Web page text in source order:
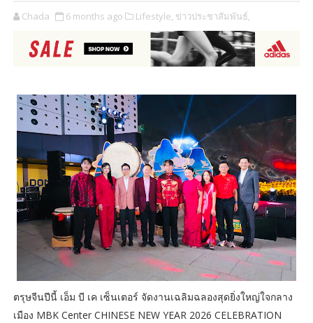
Chada 6 months ago Lifestyle, ข่าวประชาสัมพันธ์,
ตรุษจีนปีนี้ เอ็ม บี เค เซ็นเตอร์ จัดงานเฉลิมฉลองสุดยิ่งใหญ่ใจกลาง
เมือง MBK Center CHINESE NEW YEAR 2026 CELEBRATION